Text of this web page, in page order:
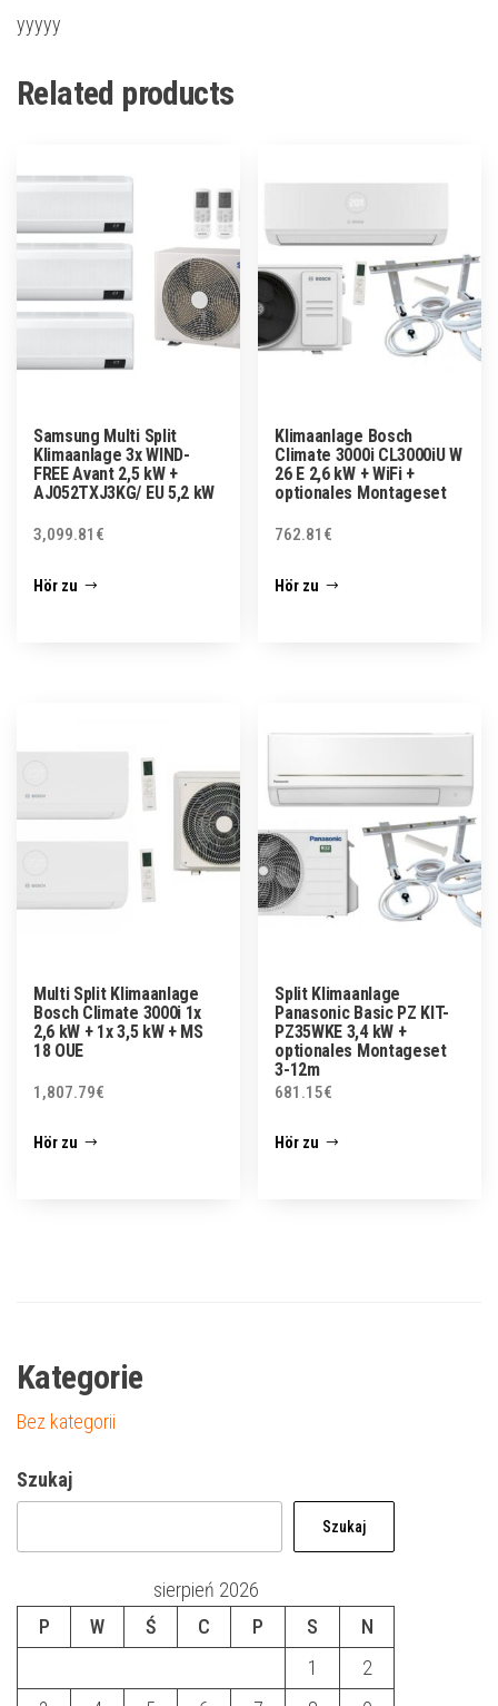
yyyyy
Related products
Samsung Multi Split
Klimaanlage 3x WIND-
FREE Avant 2,5 kW +
AJ052TXJ3KG/ EU 5,2 kW
3,099.81 €
Hör zu
Klimaanlage Bosch
Climate 3000i CL3000iU W
26 E 2,6 kW + WiFi +
optionales Montageset
762.81 €
Hör zu
Multi Split Klimaanlage
Bosch Climate 3000i 1x
2,6 kW + 1x 3,5 kW + MS
18 OUE
1,807.79€
Hör zu
Split Klimaanlage
Panasonic Basic PZ KIT-
PZ35WKE 3,4 kW +
optionales Montageset
3-12m
681.15€
Hör zu
Kategorie
Bez kategorii
Szukaj
Szukaj
sierpień 2026
P
W Ś C P S
N
1
2